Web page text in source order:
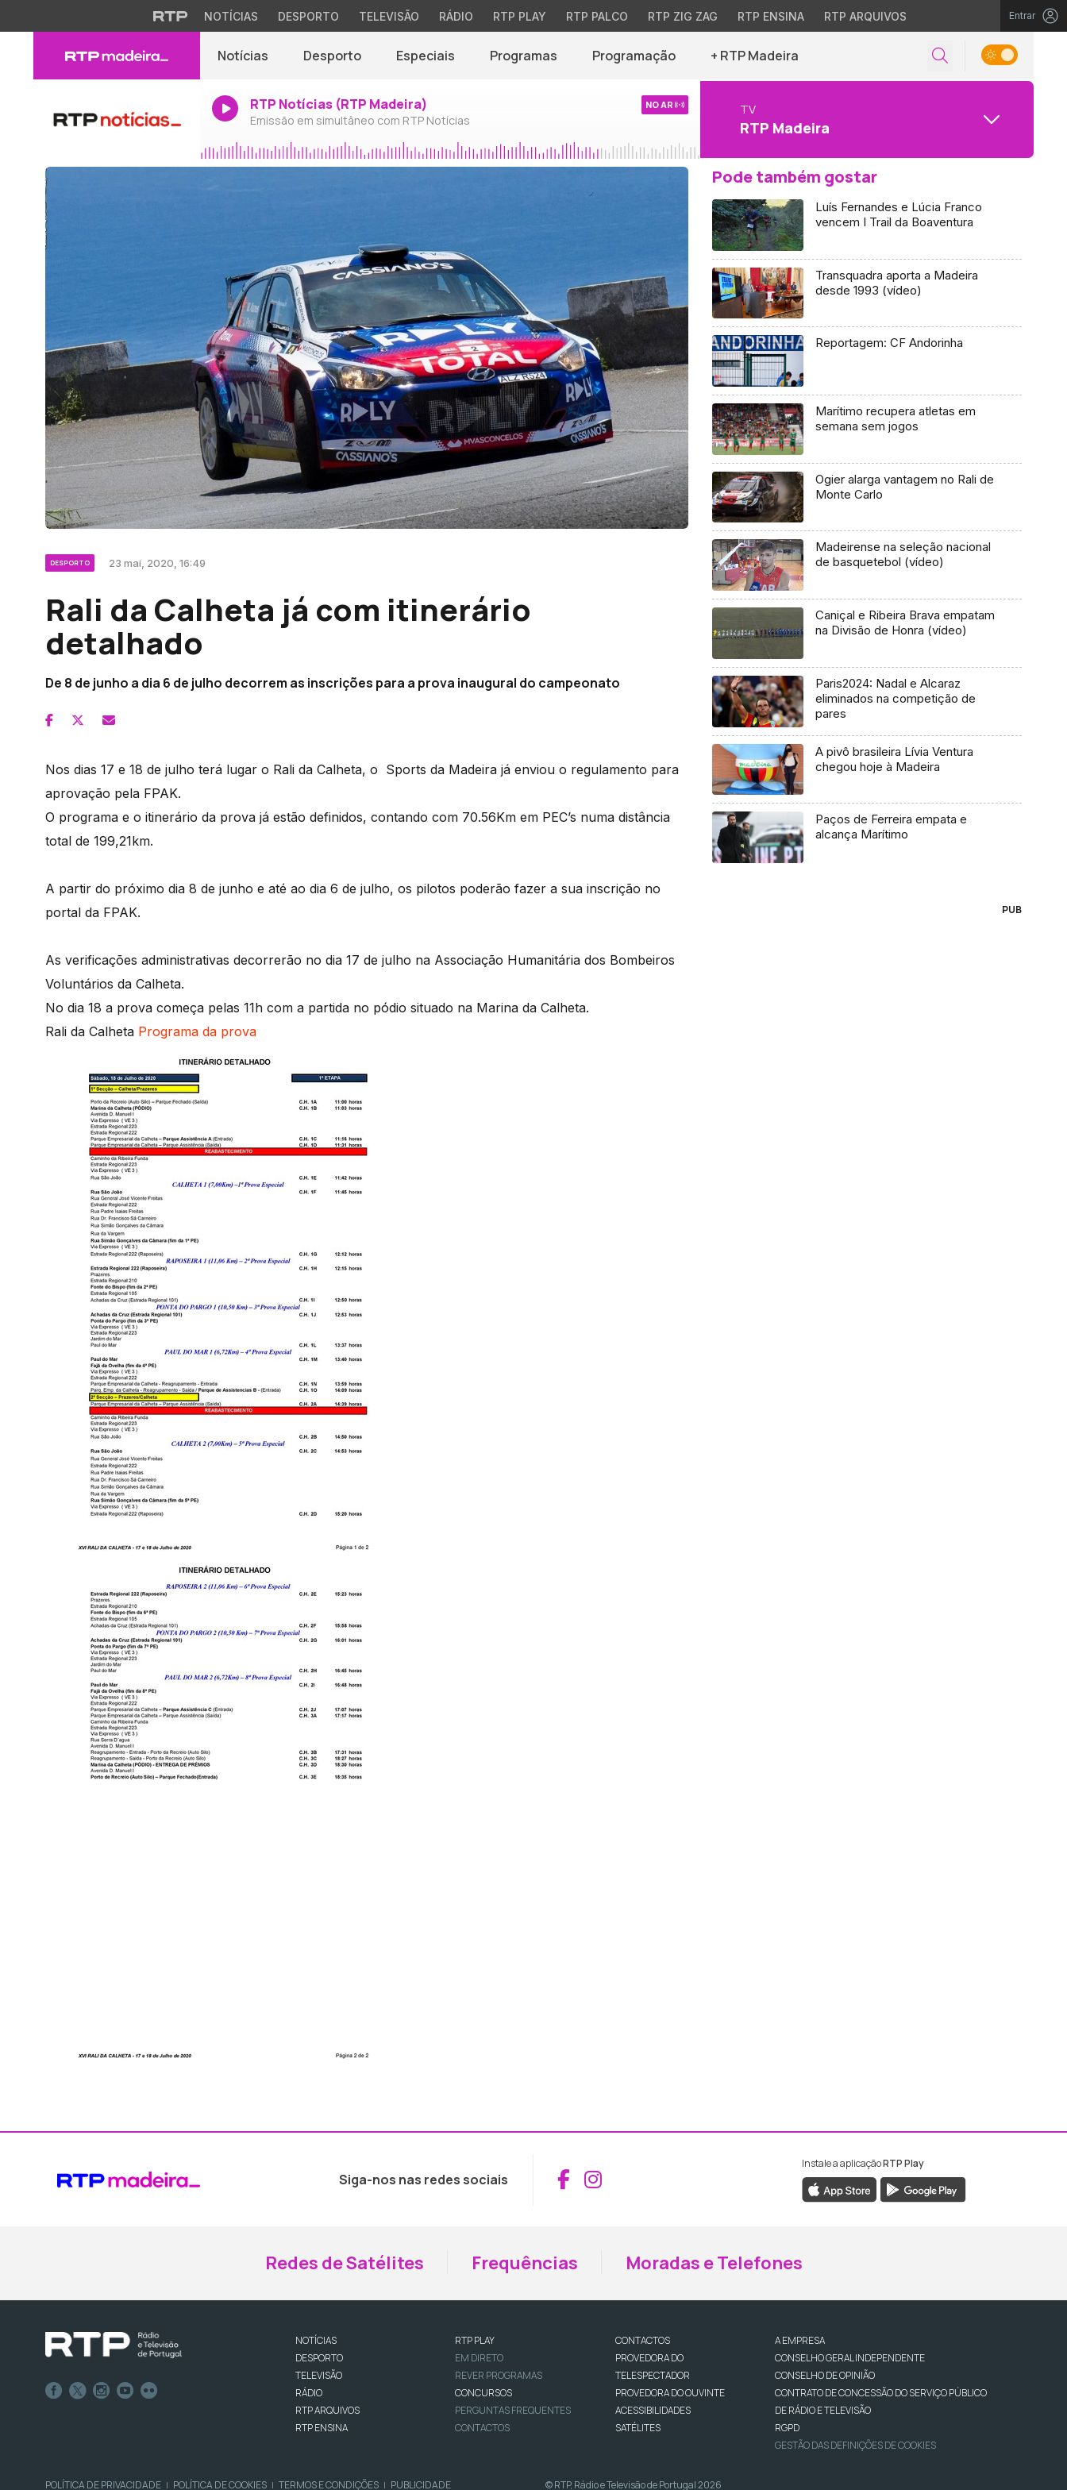
NOTÍCIAS DESPORTO TELEVISÃO RÁDIO RTP PLAY RTP PALCO RTP ZIG ZAG RTP ENSINA RTP ARQUIVOS Entrar
Notícias Desporto Especiais Programas Programação + RTP Madeira
RTP Notícias (RTP Madeira)
Emissão em simultâneo com RTP Notícias
NO AR TV
RTP Madeira
DESPORTO 23 mai, 2020, 16:49
Rali da Calheta já com itinerário
detalhado
De 8 de junho a dia 6 de julho decorrem as inscrições para a prova inaugural do campeonato
Nos dias 17 e 18 de julho terá lugar o Rali da Calheta, o Sports da Madeira já enviou o regulamento para
aprovação pela FPAK.
O programa e o itinerário da prova já estão definidos, contando com 70.56Km em PEC’s numa distância
total de 199,21km.
A partir do próximo dia 8 de junho e até ao dia 6 de julho, os pilotos poderão fazer a sua inscrição no
portal da FPAK.
As verificações administrativas decorrerão no dia 17 de julho na Associação Humanitária dos Bombeiros
Voluntários da Calheta.
No dia 18 a prova começa pelas 11h com a partida no pódio situado na Marina da Calheta.
Rali da Calheta Programa da prova
Pode também gostar
Luís Fernandes e Lúcia Franco
vencem I Trail da Boaventura
Transquadra aporta a Madeira
desde 1993 (vídeo)
Reportagem: CF Andorinha
Marítimo recupera atletas em
semana sem jogos
Ogier alarga vantagem no Rali de
Monte Carlo
Madeirense na seleção nacional
de basquetebol (vídeo)
Caniçal e Ribeira Brava empatam
na Divisão de Honra (vídeo)
Paris2024: Nadal e Alcaraz
eliminados na competição de
pares
A pivô brasileira Lívia Ventura
chegou hoje à Madeira
Paços de Ferreira empata e
alcança Marítimo
PUB
Siga-nos nas redes sociais Aceder ao Facebook da RTP Madeira
Aceder ao Instagram da RTP Madeira
Instale a aplicaçãoRTP Play
Redes de Satélites Frequências Moradas e Telefones
NOTÍCIAS
DESPORTO
TELEVISÃO
RÁDIO
RTP ARQUIVOS
RTP ENSINA
RTP PLAY
EM DIRETO
REVER PROGRAMAS
CONCURSOS
PERGUNTAS FREQUENTES
CONTACTOS
CONTACTOS
PROVEDORA DO
TELESPECTADOR
PROVEDORA DO OUVINTE
ACESSIBILIDADES
SATÉLITES
A EMPRESA
CONSELHO GERAL INDEPENDENTE
CONSELHO DE OPINIÃO
CONTRATO DE CONCESSÃO DO SERVIÇO PÚBLICO
DE RÁDIO E TELEVISÃO
RGPD
GESTÃO DAS DEFINIÇÕES DE COOKIES
POLÍTICA DE PRIVACIDADE | POLÍTICA DE COOKIES | TERMOS E CONDIÇÕES | PUBLICIDADE © RTP, Rádio e Televisão de Portugal 2026